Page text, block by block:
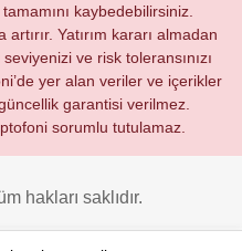
tamamını kaybedebilirsiniz.
Yatırım kararı almadan
ve risk toleransınızı
yer alan veriler ve içerikler
garantisi verilmez.
sorumlu tutulamaz.
hakları saklıdır.